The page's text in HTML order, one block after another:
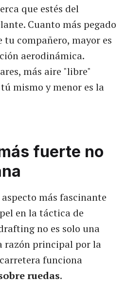
que estés del
Cuanto más pegado
tu compañero, mayor es
aerodinámica.
más aire "libre"
mismo y menor es la
fuerte no
más fascinante
en la táctica de
no es solo una
razón principal por la
funciona
ruedas.